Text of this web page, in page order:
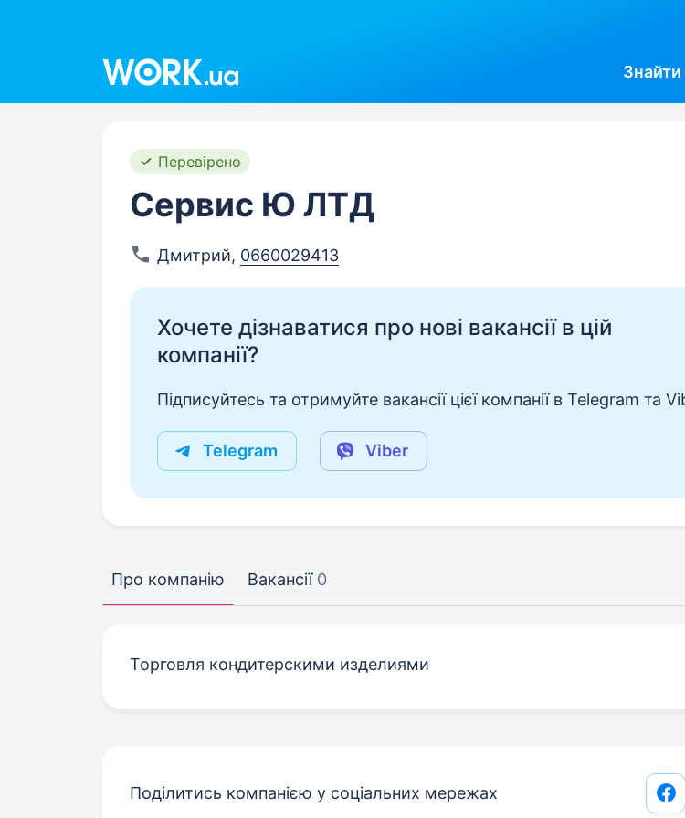
Знайти
Перевірено
Сервис Ю ЛТД
Дмитрий, 0660029413
Хочете дізнаватися про нові вакансії в цій
компанії?
Підписуйтесь та отримуйте вакансії цієї компанії в Telegram та
Telegram Viber
Про компанію Вакансії 0
Торговля кондитерскими изделиями
Поділитись компанією у соціальних мережах